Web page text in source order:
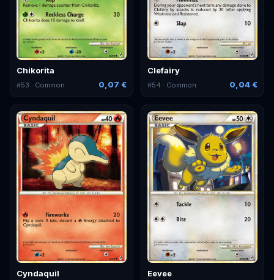
Chikorita
#53 · Common 0,07 €
Clefairy
#54 · Common 0,04 €
Cyndaquil Eevee